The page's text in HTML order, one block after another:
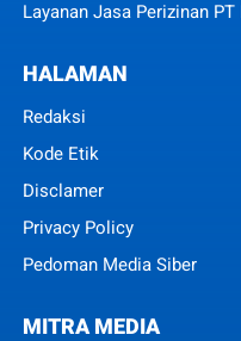
Layanan Jasa Perizinan PT
HALAMAN
Redaksi
Kode Etik
Disclamer
Privacy Policy
Pedoman Media Siber
MITRA MEDIA